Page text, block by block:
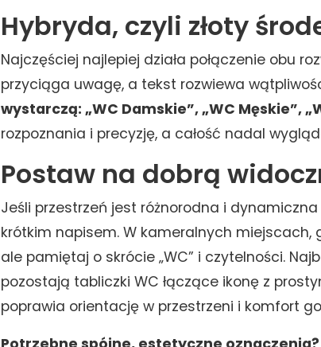
Hybryda, czyli złoty
Najczęściej najlepiej działa połączenie obu
przyciąga uwagę, a tekst rozwiewa
wystarczą: „WC Damskie”, „WC Męskie”,
rozpoznania i precyzję, a całość nadal
Postaw na dobrą
Jeśli przestrzeń jest różnorodna i
krótkim napisem. W kameralnych
ale pamiętaj o skrócie „WC” i czytelności.
pozostają tabliczki WC łączące ikonę z
poprawia orientację w przestrzeni i komfort